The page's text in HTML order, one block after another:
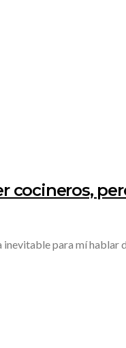
cocineros,
para mí hablar